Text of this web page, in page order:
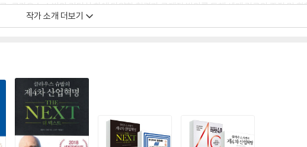
클라우스 슈밥의 리더십 하에 다양한 협력과 국제적 발의를 통해 세계 각국의 조정 및
개념을 처음으로 주창하여 전 세계적인 반향을 일으켰으며, 그 해 포럼의 공식 도서였던 〈
작가 소개 더보기